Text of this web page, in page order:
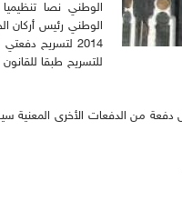
الوطني نصا
من الدفعات الأخرى المعنية